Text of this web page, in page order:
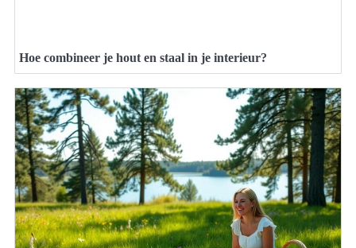
Hoe combineer je hout en staal in je interieur?